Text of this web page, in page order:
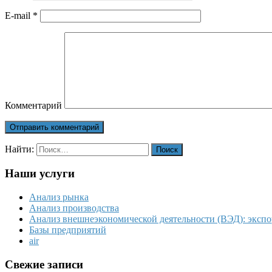
E-mail *
Комментарий
Найти:
Наши услуги
Анализ рынка
Анализ производства
Анализ внешнеэкономической деятельности (ВЭД):
Базы предприятий
air
Свежие записи